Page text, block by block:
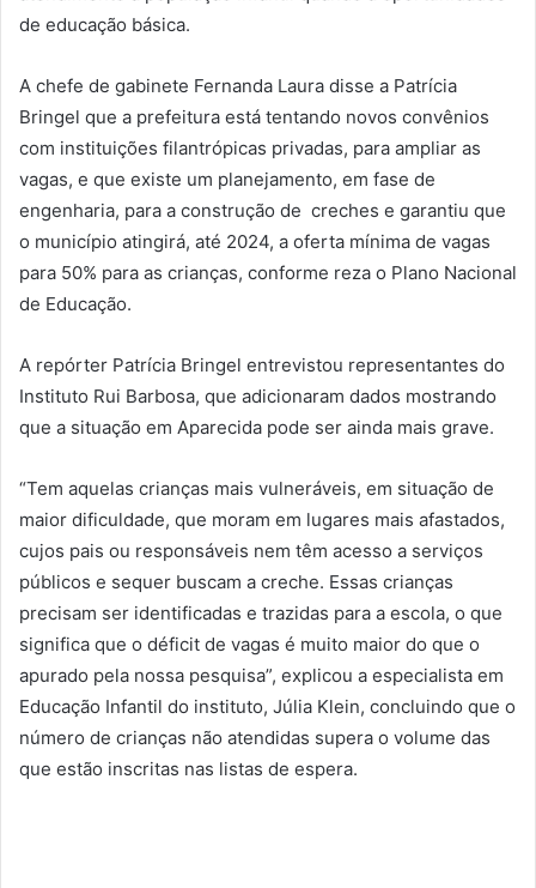
de educação básica.
A chefe de gabinete Fernanda Laura disse a Patrícia
Bringel que a prefeitura está tentando novos convênios
com instituições filantrópicas privadas, para ampliar as
vagas, e que existe um planejamento, em fase de
engenharia, para a construção de creches e garantiu que
o município atingirá, até 2024, a oferta mínima de vagas
para 50% para as crianças, conforme reza o Plano Nacional
de Educação.
A repórter Patrícia Bringel entrevistou representantes do
Instituto Rui Barbosa, que adicionaram dados mostrando
que a situação em Aparecida pode ser ainda mais grave.
“Tem aquelas crianças mais vulneráveis, em situação de
maior dificuldade, que moram em lugares mais afastados,
cujos pais ou responsáveis nem têm acesso a serviços
públicos e sequer buscam a creche. Essas crianças
precisam ser identificadas e trazidas para a escola, o que
significa que o déficit de vagas é muito maior do que o
apurado pela nossa pesquisa”, explicou a especialista em
Educação Infantil do instituto, Júlia Klein, concluindo que o
número de crianças não atendidas supera o volume das
que estão inscritas nas listas de espera.